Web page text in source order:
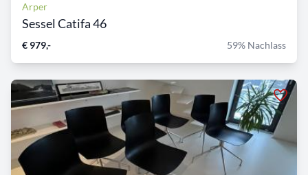
Arper
Sessel Catifa 46
€ 979,- 59% Nachlass